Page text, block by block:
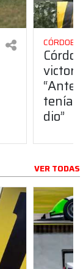
dio”
VER TODAS